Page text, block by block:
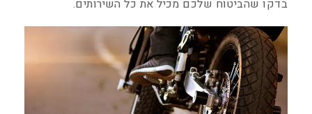
בדקו שהביטוח שלכם מכיל את כל השירותים.